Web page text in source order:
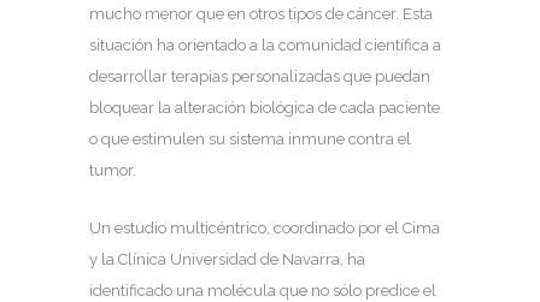
mucho menor que en otros tipos de cáncer. Esta
situación ha orientado a la comunidad científica a
desarrollar terapias personalizadas que puedan
bloquear la alteración biológica de cada paciente
o que estimulen su sistema inmune contra el
tumor.
Un estudio multicéntrico, coordinado por el Cima
y la Clínica Universidad de Navarra, ha
identificado una molécula que no sólo predice el